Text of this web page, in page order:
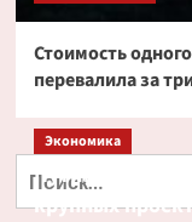
Стоимость
перевалила за
Экономика
Путин и
крупных